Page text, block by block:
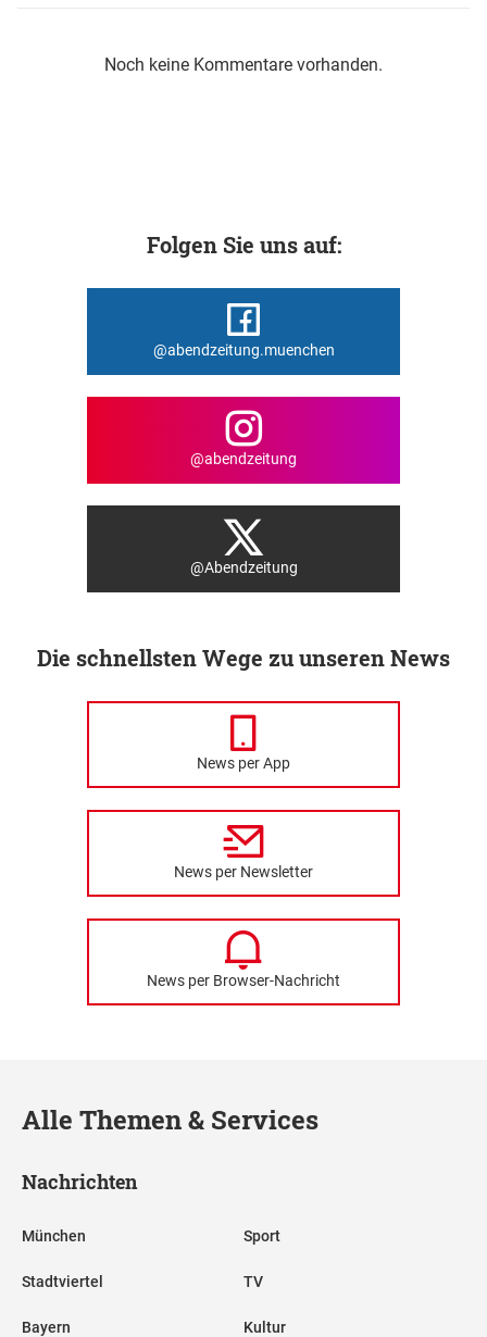
Noch keine Kommentare vorhanden.
Folgen Sie uns auf:
@abendzeitung.muenchen
@abendzeitung
@Abendzeitung
Die schnellsten Wege zu unseren News
News per App
News per Newsletter
News per Browser-Nachricht
Alle Themen & Services
Nachrichten
München
Stadtviertel
Bayern
Sport
TV
Kultur